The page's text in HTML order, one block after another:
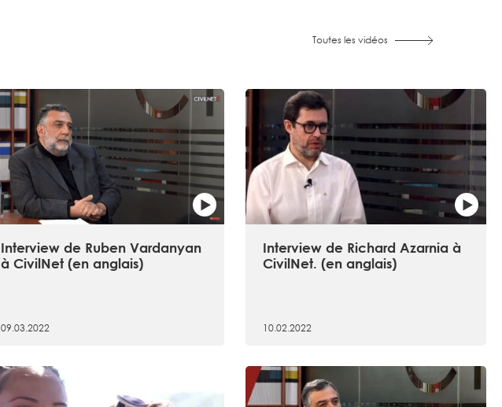
Toutes les vidéos
Interview de Ruben Vardanyan
à CivilNet (en anglais)
09.03.2022
Interview de Richard Azarnia à
CivilNet. (en anglais)
10.02.2022